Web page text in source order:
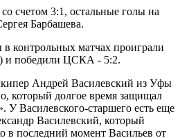
счетом 3:1, остальные голы на
Барбашева.
контрольных матчах проиграли
и победили ЦСКА - 5:2.
Андрей Василевский из Уфы
который долгое время защищал
У Василевского-старшего есть еще
Василевский, который
в последний момент Васильев от